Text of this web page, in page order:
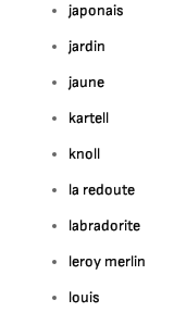
japonais
jardin
jaune
kartell
knoll
la redoute
labradorite
leroy merlin
louis